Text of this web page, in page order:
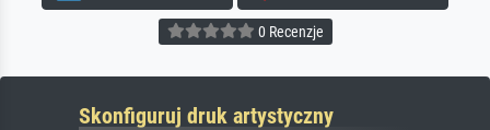
0 Recenzje
Skonfiguruj druk artystyczny